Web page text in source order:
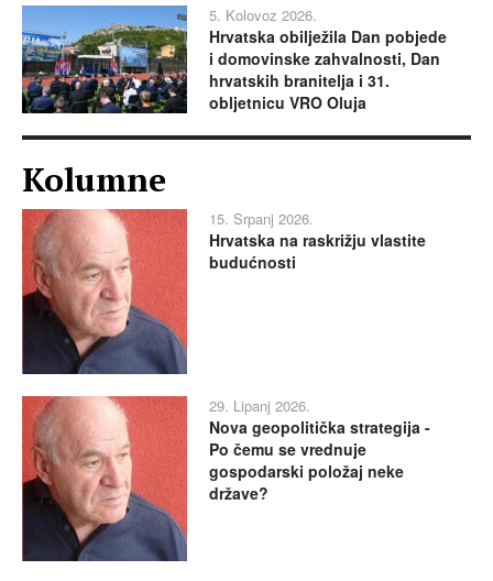
5. Kolovoz 2026.
Hrvatska obilježila Dan pobjede
i domovinske zahvalnosti, Dan
hrvatskih branitelja i 31.
obljetnicu VRO Oluja
Kolumne
15. Srpanj 2026.
Hrvatska na raskrižju vlastite
budućnosti
29. Lipanj 2026.
Nova geopolitička strategija -
Po čemu se vrednuje
gospodarski položaj neke
države?